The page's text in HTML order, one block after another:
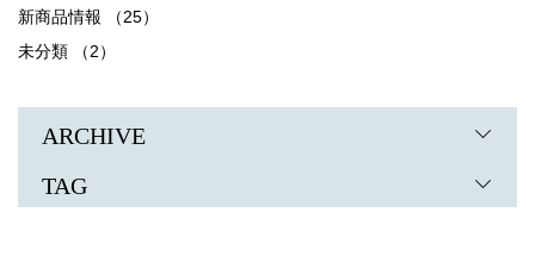
新商品情報 （25）
未分類 （2）
ARCHIVE
TAG